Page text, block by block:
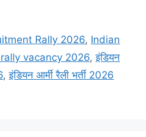
Rally 2026, Indian
vacancy 2026,इंडियन
,इंडियन आर्मी रैली भर्ती 2026